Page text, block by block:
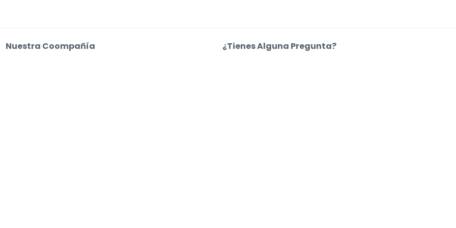
Nuestra Coompañía ¿Tienes Alguna Pregunta?